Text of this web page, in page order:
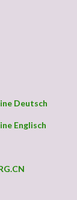
Deutsch
Englisch